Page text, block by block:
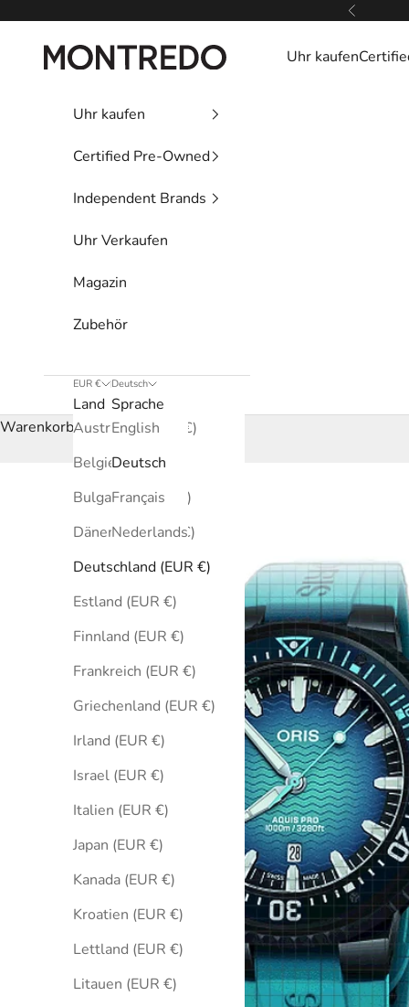
Zurück
Montredo Uhr kaufen
Uhr kaufen
Certified Pre-Owned
Independent Brands
Uhr Verkaufen
Magazin
Zubehör
EUR €
Land
Australien (EUR €)
Belgien (EUR €)
Bulgarien (EUR €)
Dänemark (EUR €)
Deutschland (EUR €)
Estland (EUR €)
Finnland (EUR €)
Frankreich (EUR €)
Griechenland (EUR €)
Irland (EUR €)
Israel (EUR €)
Italien (EUR €)
Japan (EUR €)
Kanada (EUR €)
Kroatien (EUR €)
Lettland (EUR €)
Litauen (EUR €)
Deutsch
Sprache
English
Deutsch
Français
Nederlands
Warenkorb